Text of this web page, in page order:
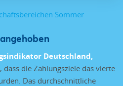
Deutschland,
dass die Zahlungsziele das vierte
Das durchschnittliche